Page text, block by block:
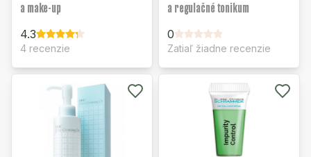
a make-up
4.3
4 recenzie
a regulačné tonikum
0
Zatiaľ žiadne recenzie